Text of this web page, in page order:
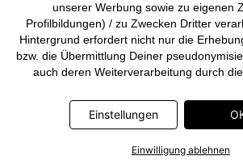
unserer Werbung sowie zu eigenen
Profilbildungen) / zu Zwecken Dritter
Hintergrund erfordert nicht nur die
bzw. die Übermittlung Deiner
auch deren Weiterverarbeitung durch
Deine pseudonymisierten Daten erst dann
auf den in dem Banner auf bonprix.de
Unternehmen: Meta Platforms Ireland
Einstellungen
Einwilligung ablehnen